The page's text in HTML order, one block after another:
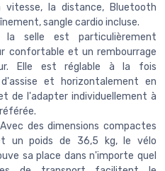
vitesse, la distance, Bluetooth
sangle cardio incluse.
: la selle est particulièrement
confortable et un rembourrage
Elle est réglable à la fois
et horizontalement en
de l'adapter individuellement à
Avec des dimensions compactes
poids de 36,5 kg, le vélo
sa place dans n'importe quel